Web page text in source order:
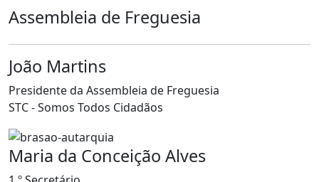
Assembleia de Freguesia
João Martins
Presidente da Assembleia de Freguesia
STC - Somos Todos Cidadãos
Maria da Conceição Alves